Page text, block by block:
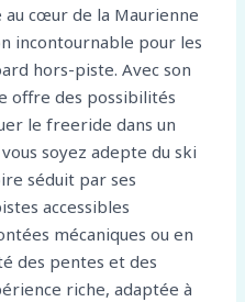
au cœur de la Maurienne
incontournable pour les
hors-piste. Avec son
offre des possibilités
le freeride dans un
soyez adepte du ski
séduit par ses
accessibles
mécaniques ou en
des pentes et des
riche, adaptée à